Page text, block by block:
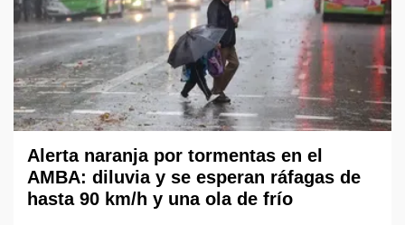
Alerta naranja por tormentas en el
AMBA: diluvia y se esperan ráfagas de
hasta 90 km/h y una ola de frío